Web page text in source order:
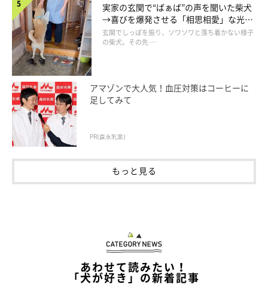
実家の玄関で“ばぁば”の声を聞いた柴犬
→喜びを爆発させる「相思相愛」な光景
にほっこり
玄関でしっぽを振り、ソワソワと落ち着かない様子
の柴犬。その先 …
アマゾンで大人気！血圧対策はコーヒーに
足してみて
PR(森永乳業)
もっと見る
あわせて読みたい！
「犬が好き」の新着記事